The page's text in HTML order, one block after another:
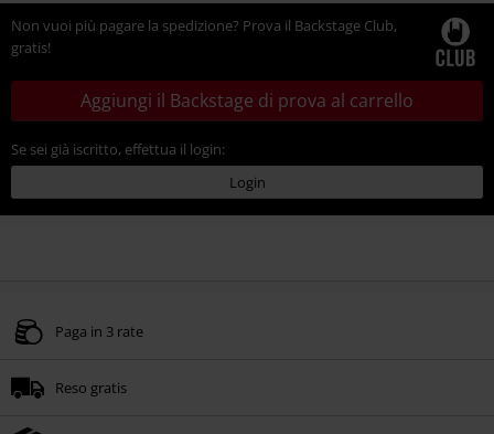
Non vuoi più pagare la spedizione? Prova il Backstage Club,
gratis!
Aggiungi il Backstage di prova al carrello
Se sei già iscritto, effettua il login:
Login
Paga in 3 rate
Reso gratis